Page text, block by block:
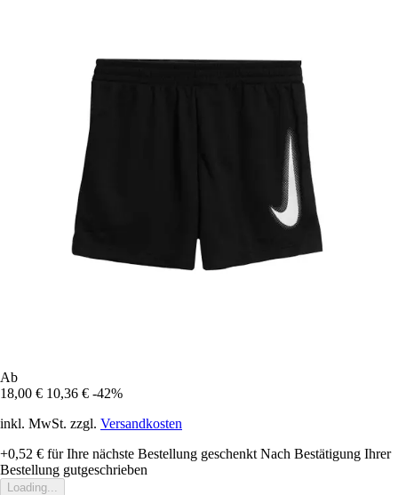
Ab
18,00 € 10,36 € -42%
inkl. MwSt. zzgl. Versandkosten
+0,52 € für Ihre nächste Bestellung geschenkt Nach Bestätigung Ihrer
Bestellung gutgeschrieben
Loading...